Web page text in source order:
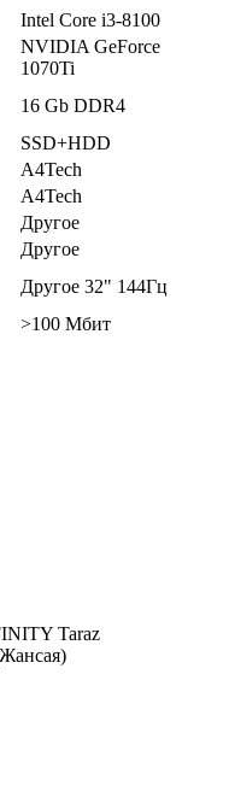
Intel Core i3-8100
NVIDIA GeForce
1070Ti
16 Gb DDR4
SSD+HDD
A4Tech
A4Tech
Другое
Другое
Другое 32" 144Гц
>100 Мбит
Taraz